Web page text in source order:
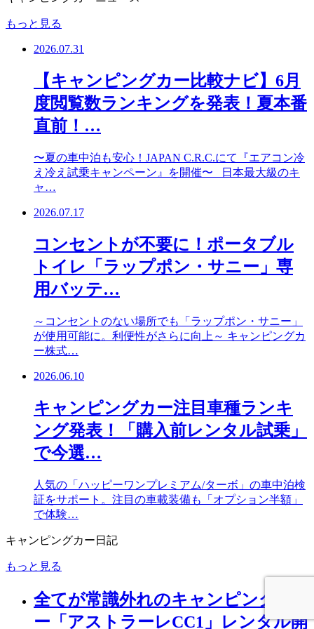
もっと見る
2026.07.31
【キャンピングカー比較ナビ】6月
度閲覧数ランキングを発表！夏本番
直前！…
〜夏の車中泊も安心！JAPAN C.R.C.にて『エアコン冷
え冷え試乗キャンペーン』を開催〜 日本最大級のキ
ャ…
2026.07.17
コンセントが不要に！ポータブル
トイレ「ラップポン・サニー」専
用バッテ…
～コンセントのない場所でも「ラップポン・サニー」
が使用可能に。利便性がさらに向上～ キャンピングカ
ー株式…
2026.06.10
キャンピングカー注目車種ランキ
ング発表！「購入前レンタル試乗」
で今選…
人気の「ハッピーワンプレミアム/ターボ」の車中泊検
証をサポート。注目の車載装備も「オプション半額」
で体験…
キャンピングカー日記
もっと見る
全てが常識外れのキャンピングカ
ー「アストラーレCC1」レンタル開